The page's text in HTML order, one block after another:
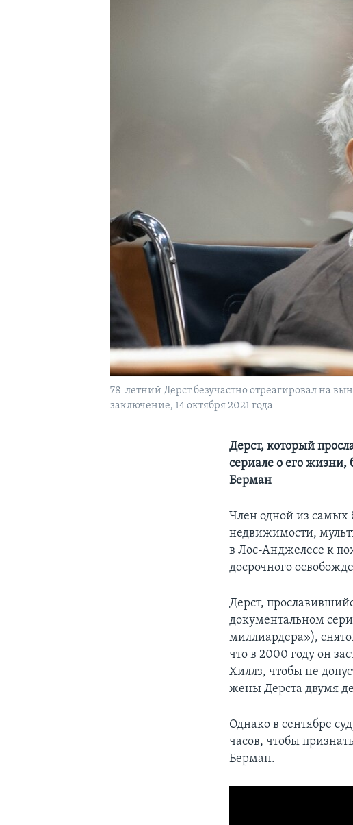
78-летний Дерст безучастно отреагировал на
заключение, 14 октября 2021 года
Дерст, который
сериале о его
Берман
Член одной из самых
недвижимости,
в Лос-Анджелесе к
досрочного
Дерст,
документальном
миллиардера»),
что в 2000 году он
Хиллз, чтобы не
жены Дерста двумя
Однако в сентябре
часов, чтобы
Берман.